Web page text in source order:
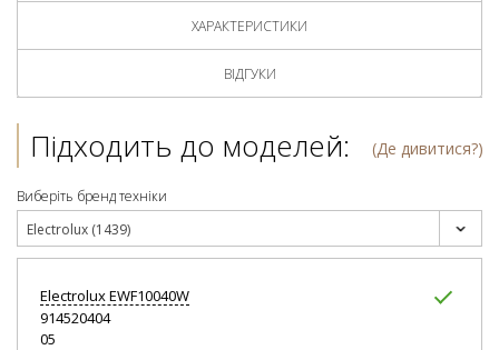
ХАРАКТЕРИСТИКИ
ВІДГУКИ
Підходить до моделей: (Де дивитися?)
Виберіть бренд техніки
Electrolux (1439)
ElectroluxEWF10040W
914520404
05